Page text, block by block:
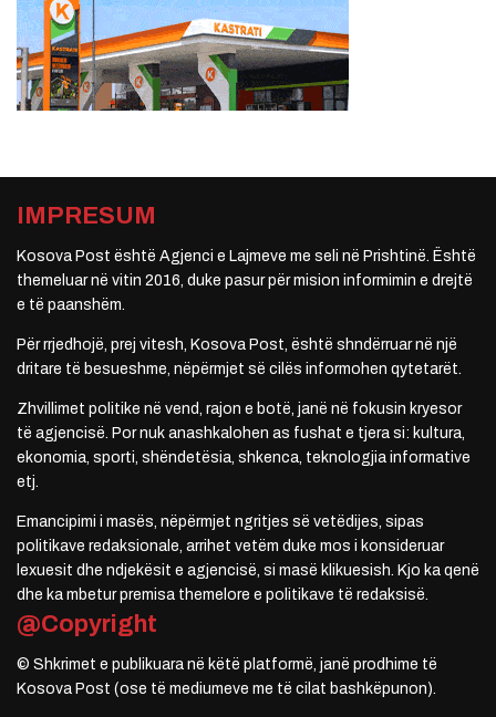
IMPRESUM
Kosova Post është Agjenci e Lajmeve me seli në Prishtinë. Është
themeluar në vitin 2016, duke pasur për mision informimin e drejtë
e të paanshëm.
Për rrjedhojë, prej vitesh, Kosova Post, është shndërruar në një
dritare të besueshme, nëpërmjet së cilës informohen qytetarët.
Zhvillimet politike në vend, rajon e botë, janë në fokusin kryesor
të agjencisë. Por nuk anashkalohen as fushat e tjera si: kultura,
ekonomia, sporti, shëndetësia, shkenca, teknologjia informative
etj.
Emancipimi i masës, nëpërmjet ngritjes së vetëdijes, sipas
politikave redaksionale, arrihet vetëm duke mos i konsideruar
lexuesit dhe ndjekësit e agjencisë, si masë klikuesish. Kjo ka qenë
dhe ka mbetur premisa themelore e politikave të redaksisë.
@Copyright
© Shkrimet e publikuara në këtë platformë, janë prodhime të
Kosova Post (ose të mediumeve me të cilat bashkëpunon).